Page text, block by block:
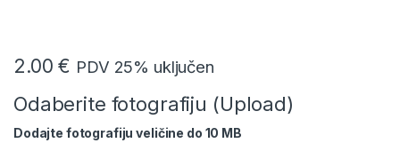
2.00€ PDV 25% uključen
Odaberite fotografiju (Upload)
Dodajte fotografiju veličine do 10 MB